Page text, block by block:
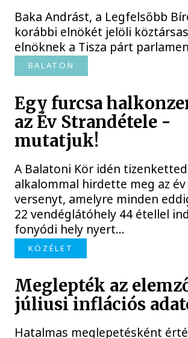
Baka Andrást, a Legfelsőbb
korábbi elnökét jelöli
elnöknek a Tisza párt
BALATON
Egy furcsa
az Év Strandétele -
mutatjuk!
A Balatoni Kör idén
alkalommal hirdette meg az
versenyt, amelyre minden
22 vendéglátóhely 44 étellel
fonyódi hely nyert...
KÖZÉLET
Meglepték az
júliusi inflációs
Hatalmas meglepetésként